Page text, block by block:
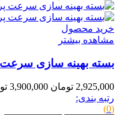
خرید محصول
مشاهده بیشتر
بسته بهینه سازی
2,925,000 تومان
3,900,000 تومان
رتبه بندی:
(0)